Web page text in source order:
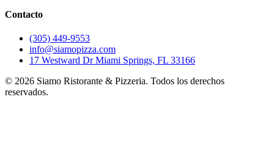
Contacto
(305) 449-9553
info@siamopizza.com
17 Westward Dr Miami Springs, FL 33166
© 2026 Siamo Ristorante & Pizzeria. Todos los derechos
reservados.